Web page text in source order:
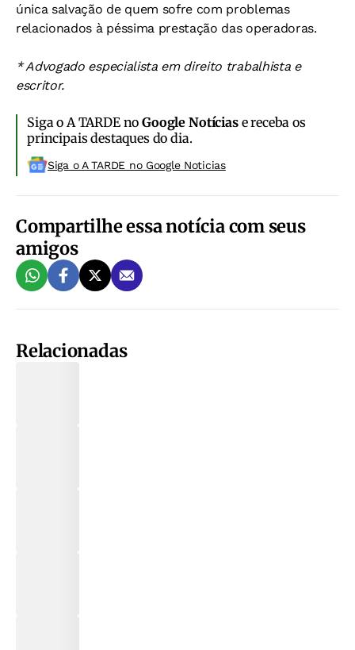
única salvação de quem sofre com problemas
relacionados à péssima prestação das operadoras.
* Advogado especialista em direito trabalhista e
escritor.
Siga o A TARDE noGoogle Notíciase receba os
principais destaques do dia.
Siga o A TARDE no Google Noticias
Compartilhe essa notícia com seus
amigos
Relacionadas